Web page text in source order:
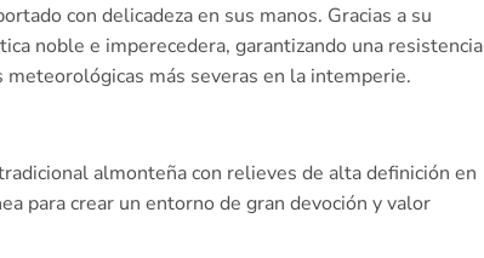
con delicadeza en sus manos. Gracias a su
noble e imperecedera, garantizando una resistencia
más severas en la intemperie.
almonteña con relieves de alta definición en
para crear un entorno de gran devoción y valor